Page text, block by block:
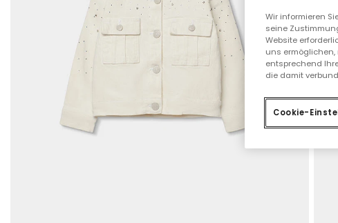
Wir informieren
seine
Website
uns ermöglichen,
entsprechend
die damit
Cookie-